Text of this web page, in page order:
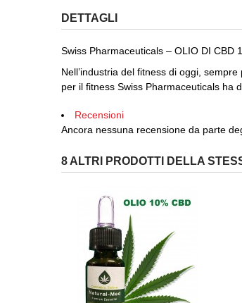
DETTAGLI
Swiss Pharmaceuticals – OLIO DI CBD
Nell’industria del fitness di oggi,
per il fitness Swiss Pharmaceuticals ha
Recensioni
Ancora nessuna recensione da parte
8 ALTRI PRODOTTI DELLA